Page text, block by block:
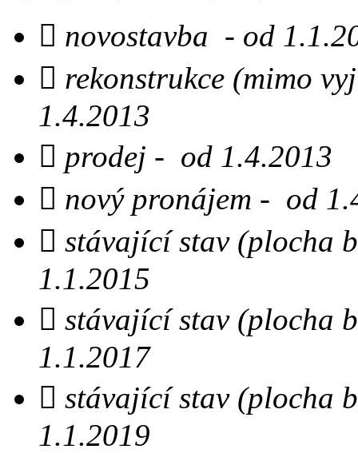
 novostavba - od
 rekonstrukce (mimo
1.4.2013
 prodej - od 1.4.2013
 nový pronájem - od
 stávající stav (plocha
1.1.2015
 stávající stav (plocha
1.1.2017
 stávající stav (plocha
1.1.2019